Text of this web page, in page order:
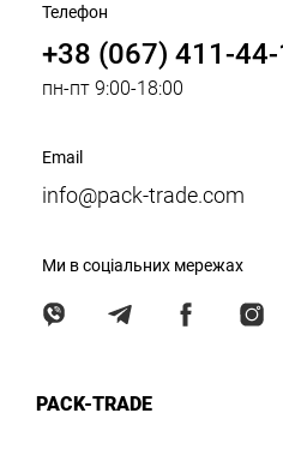
Телефон
+38 (067) 411-
пн-пт 9:00-18:00
Email
info@pack-trade.com
Ми в соціальних мережах
PACK-TRADE